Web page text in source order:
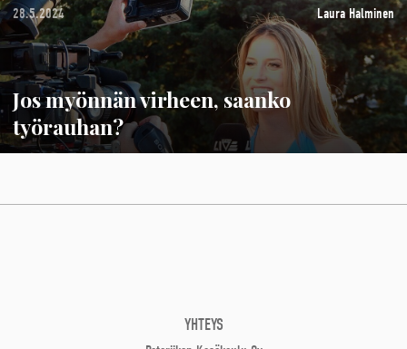
28.5.2024 Laura Halminen
Jos myönnän virheen, saanko
työrauhan?
YHTEYS